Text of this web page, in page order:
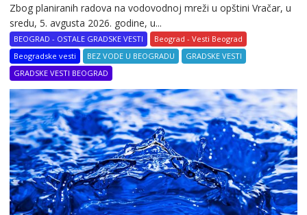
Zbog planiranih radova na vodovodnoj mreži u opštini Vračar, u
sredu, 5. avgusta 2026. godine, u...
BEOGRAD - OSTALE GRADSKE VESTI
Beograd - Vesti Beograd
Beogradske vesti
BEZ VODE U BEOGRADU
GRADSKE VESTI
GRADSKE VESTI BEOGRAD